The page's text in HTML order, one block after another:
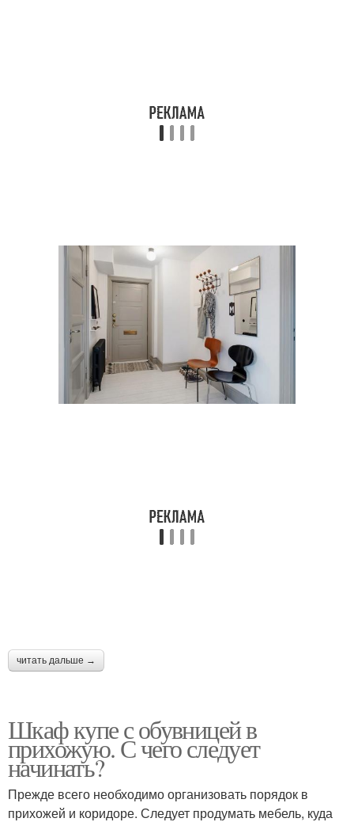
читать дальше →
Шкаф купе с обувницей в
прихожую. С чего следует
начинать?
Прежде всего необходимо организовать порядок в
прихожей и коридоре. Следует продумать мебель, куда